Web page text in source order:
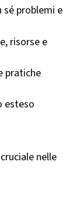
sé problemi e
risorse e
pratiche
esteso
nelle